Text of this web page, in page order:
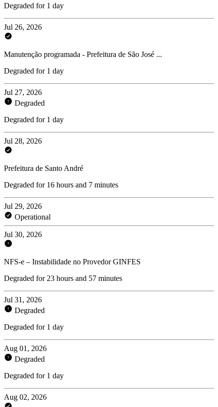
Degraded for 1 day
Jul 26, 2026
Manutenção programada - Prefeitura de São José ...
Degraded for 1 day
Jul 27, 2026
Degraded
Degraded for 1 day
Jul 28, 2026
Prefeitura de Santo André
Degraded for 16 hours and 7 minutes
Jul 29, 2026
Operational
Jul 30, 2026
NFS-e – Instabilidade no Provedor GINFES
Degraded for 23 hours and 57 minutes
Jul 31, 2026
Degraded
Degraded for 1 day
Aug 01, 2026
Degraded
Degraded for 1 day
Aug 02, 2026